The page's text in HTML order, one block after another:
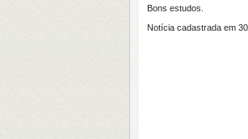
Bons estudos.
Notícia cadastrada em